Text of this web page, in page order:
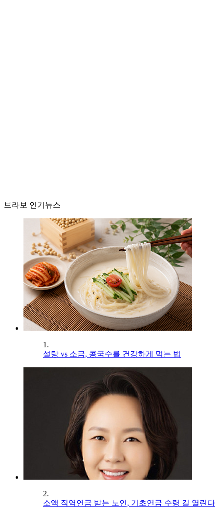
브라보 인기뉴스
1.
설탕 vs 소금, 콩국수를 건강하게 먹는 법
2.
소액 직역연금 받는 노인, 기초연금 수령 길 열린다